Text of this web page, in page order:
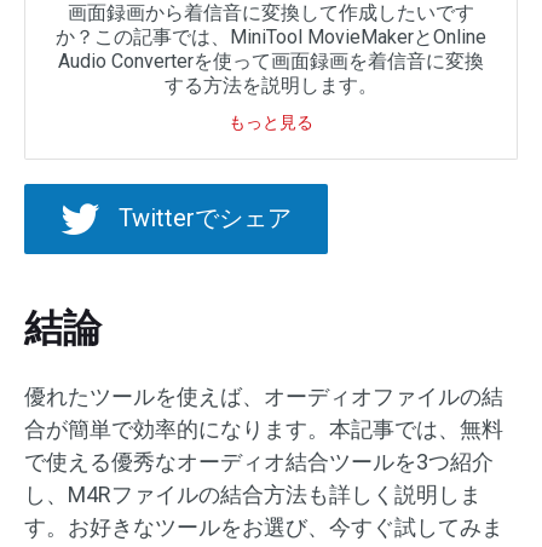
画面録画から着信音に変換して作成したいです
か？この記事では、MiniTool MovieMakerとOnline
Audio Converterを使って画面録画を着信音に変換
する方法を説明します。
もっと見る
Twitterでシェア
結論
優れたツールを使えば、オーディオファイルの結
合が簡単で効率的になります。本記事では、無料
で使える優秀なオーディオ結合ツールを3つ紹介
し、M4Rファイルの結合方法も詳しく説明しま
す。お好きなツールをお選び、今すぐ試してみま